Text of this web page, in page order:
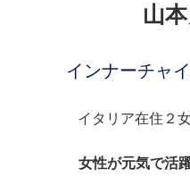
山
インナーチャ
イタリア在住２
女性が元気で活